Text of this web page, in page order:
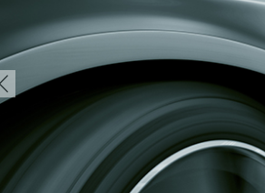
Previous